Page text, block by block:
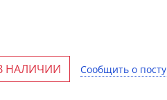
НАЛИЧИИ Сообщить о